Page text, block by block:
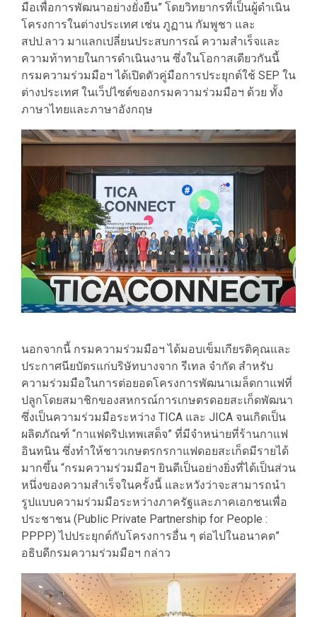
มือเพื่อการพัฒนาอย่างยั่งยืน” โดยวิทยากรที่เป็นผู้ดำเนิน
โครงการในต่างประเทศ เช่น ภูฏาน กัมพูชา และ
สปป.ลาว มาแลกเปลี่ยนประสบการณ์ ความสำเร็จและ
ความท้าทายในการดำเนินงาน ซึ่งในโอกาสเดียวกันนี้
กรมความร่วมมือฯ ได้เปิดตัวคู่มือการประยุกต์ใช้ SEP ใน
ต่างประเทศ ในเว็ปไซต์ของกรมความร่วมมือฯ ด้วย ทั้ง
ภาษาไทยและภาษาอังกฤษ
​นอกจากนี้ กรมความร่วมมือฯ ได้มอบเข็มเกียรติคุณและ
ประกาศนียบัตรแก่บริษัทบางจาก รีเทล จำกัด สำหรับ
ความร่วมมือในการต่อยอดโครงการพัฒนาเมล็ดกาแฟที่
ปลูกโดยสมาชิกของสหกรณ์การเกษตรดอยสะเก็ดพัฒนา
ซึ่งเป็นความร่วมมือระหว่าง TICA และ JICA จนเกิดเป็น
ผลิตภัณฑ์ “กาแฟดริปเทพเสด็จ” ที่มีจำหน่ายที่ร้านกาแฟ
อินทนิน ซึ่งทำให้ชาวเกษตรกรกาแฟดอยสะเก็ดมีรายได้
มากขึ้น “กรมความร่วมมือฯ ยินดีเป็นอย่างยิ่งที่ได้เป็นส่วน
หนึ่งของความสำเร็จในครั้งนี้ และหวังว่าจะสามารถนำ
รูปแบบความร่วมมือระหว่างภาครัฐและภาคเอกชนเพื่อ
ประชาชน (Public Private Partnership for People :
PPPP) ไปประยุกต์กับโครงการอื่น ๆ ต่อไปในอนาคต”
อธิบดีกรมความร่วมมือฯ กล่าว